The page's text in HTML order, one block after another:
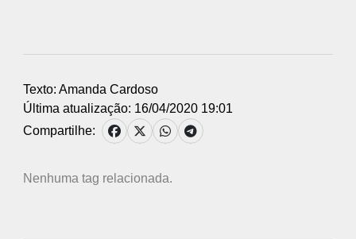
Última atualização: 16/04/2020 19:01
Nenhuma tag relacionada.